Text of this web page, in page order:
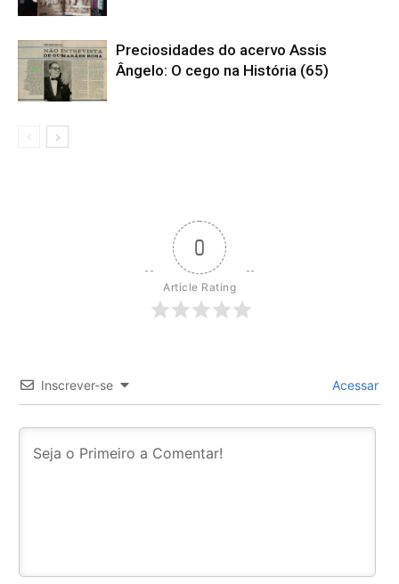
Preciosidades do acervo Assis
Ângelo: O cego na História (65)
0
Article Rating
Inscrever-se Acessar